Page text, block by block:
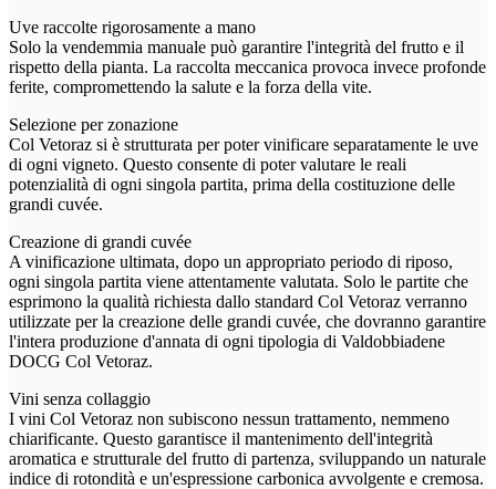
Uve raccolte rigorosamente a mano
Solo la vendemmia manuale può garantire l'integrità del frutto e il
rispetto della pianta. La raccolta meccanica provoca invece profonde
ferite, compromettendo la salute e la forza della vite.
Selezione per zonazione
Col Vetoraz si è strutturata per poter vinificare separatamente le uve
di ogni vigneto. Questo consente di poter valutare le reali
potenzialità di ogni singola partita, prima della costituzione delle
grandi cuvée.
Creazione di grandi cuvée
A vinificazione ultimata, dopo un appropriato periodo di riposo,
ogni singola partita viene attentamente valutata. Solo le partite che
esprimono la qualità richiesta dallo standard Col Vetoraz verranno
utilizzate per la creazione delle grandi cuvée, che dovranno garantire
l'intera produzione d'annata di ogni tipologia di Valdobbiadene
DOCG Col Vetoraz.
Vini senza collaggio
I vini Col Vetoraz non subiscono nessun trattamento, nemmeno
chiarificante. Questo garantisce il mantenimento dell'integrità
aromatica e strutturale del frutto di partenza, sviluppando un naturale
indice di rotondità e un'espressione carbonica avvolgente e cremosa.